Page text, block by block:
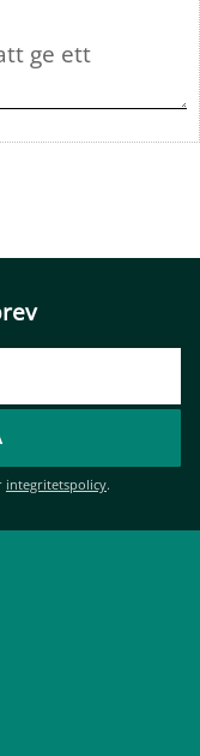
integritetspolicy.